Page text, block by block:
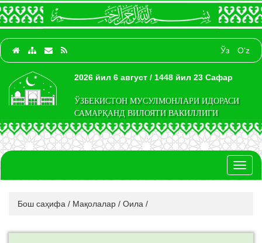
Ўз O‘z
2026 йил 6 август / 1448 йил 23 Сафар
ЎЗБЕКИСТОН МУСУЛМОНЛАРИ ИДОРАСИ
САМАРҚАНД ВИЛОЯТИ ВАКИЛЛИГИ
Бош саҳифа / Мақолалар / Оила /